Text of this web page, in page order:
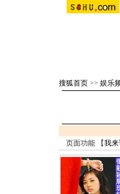
搜狐首页 >> 娱乐
页面功能 【我